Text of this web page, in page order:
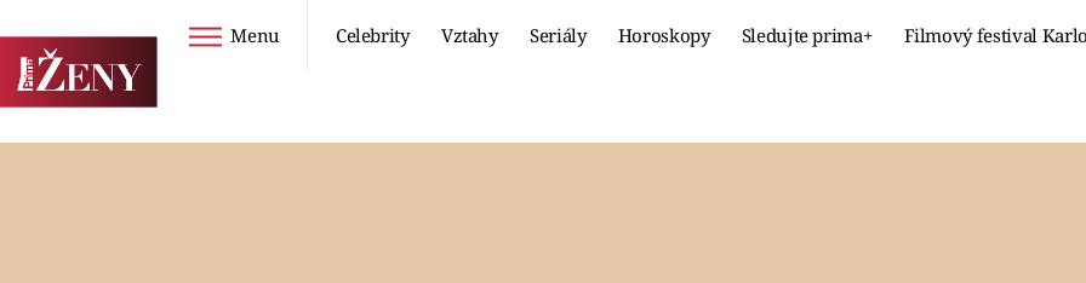
Menu Celebrity Vztahy Seriály Horoskopy Sledujte prima+ Filmový festival